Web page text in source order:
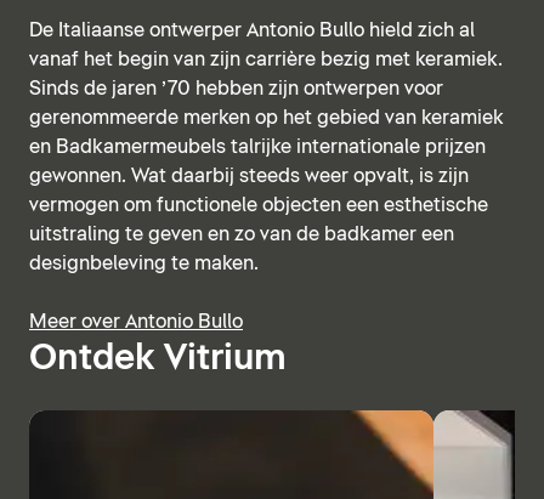
De Italiaanse ontwerper Antonio Bullo hield zich al
vanaf het begin van zijn carrière bezig met keramiek.
Sinds de jaren ’70 hebben zijn ontwerpen voor
gerenommeerde merken op het gebied van keramiek
en Badkamermeubels talrijke internationale prijzen
gewonnen. Wat daarbij steeds weer opvalt, is zijn
vermogen om functionele objecten een esthetische
uitstraling te geven en zo van de badkamer een
designbeleving te maken.
Meer over Antonio Bullo
Ontdek Vitrium